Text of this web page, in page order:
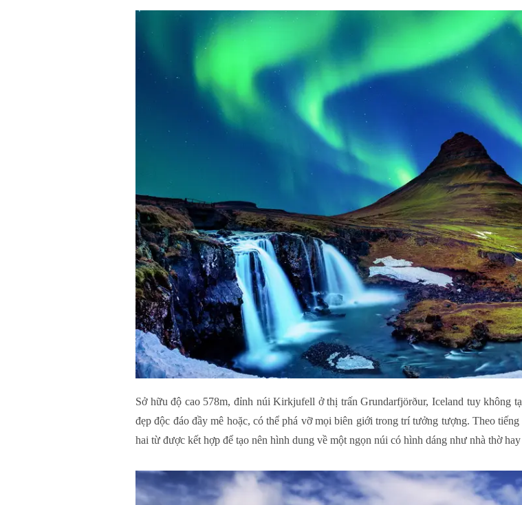
Sở hữu độ cao 578m, đỉnh núi Kirkjufell ở thị trấn Grundarfjörður, Iceland tuy không
đẹp độc đáo đầy mê hoặc, có thể phá vỡ mọi biên giới trong trí tưởng tượng. Theo
hai từ được kết hợp để tạo nên hình dung về một ngọn núi có hình dáng như nhà thờ